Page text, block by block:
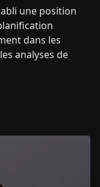
une position
dans les
analyses de